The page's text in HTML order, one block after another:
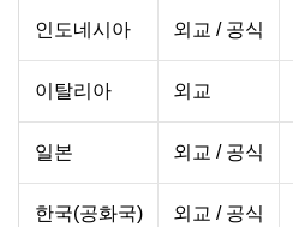
인도네시아 외교 / 공식
이탈리아 외교
일본 외교 / 공식
한국(공화국) 외교 / 공식